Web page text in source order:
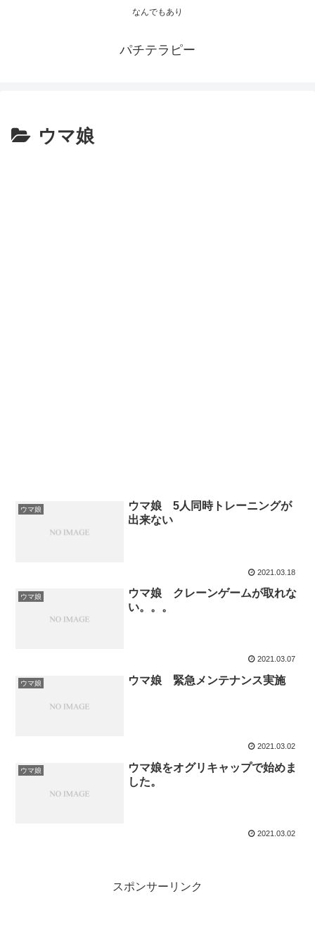
なんでもあり
パチテラピー
ウマ娘
ウマ娘
ウマ娘 5人同時トレーニングが
出来ない
2021.03.18
ウマ娘
ウマ娘 クレーンゲームが取れな
い。。。
2021.03.07
ウマ娘 ウマ娘 緊急メンテナンス実施
2021.03.02
ウマ娘
ウマ娘をオグリキャップで始めま
した。
2021.03.02
スポンサーリンク